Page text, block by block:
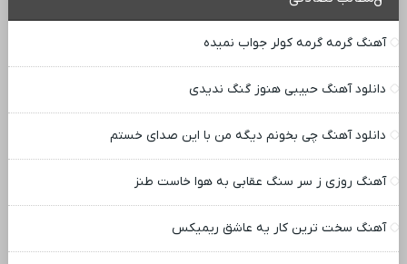
آهنگ گرمه گرمه کولر جواب نمیده
دانلود آهنگ حبیبی هنوز گنگ ندیدی
دانلود آهنگ چی بخونم دیگه من با این صدای خستم
آهنگ روزی ز سر سنگ عقابی به هوا خاست طنز
آهنگ سخت ترین کار یه عاشق ریمیکس